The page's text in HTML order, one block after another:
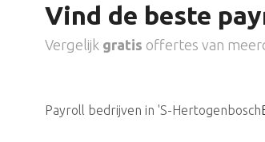
Vind de beste
Vergelijk gratis offertes van
Payroll bedrijven in 'S-Hertogenbosch